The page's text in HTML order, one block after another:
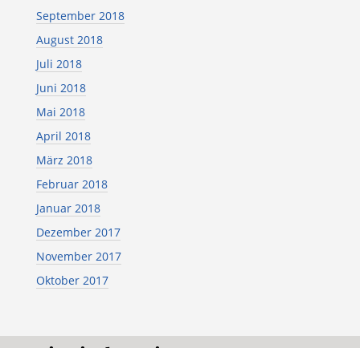
September 2018
August 2018
Juli 2018
Juni 2018
Mai 2018
April 2018
März 2018
Februar 2018
Januar 2018
Dezember 2017
November 2017
Oktober 2017